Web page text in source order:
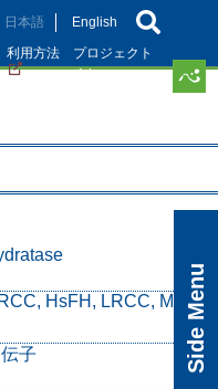
日本語
English
利用方法 プロジェクト
Side Menu
HsFH, LRCC, MC
子